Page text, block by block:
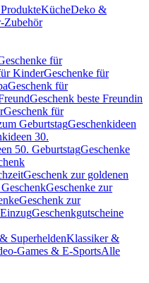
KücheDeko &
Zubehör
für
KinderGeschenke für
Geschenk für
Geschenk beste Freundin
Geschenk für
GeburtstagGeschenkideen
30.
50. GeburtstagGeschenke
Geschenk zur goldenen
Geschenke zur
Geschenk zur
Geschenkgutscheine
SuperheldenKlassiker &
Games & E-SportsAlle